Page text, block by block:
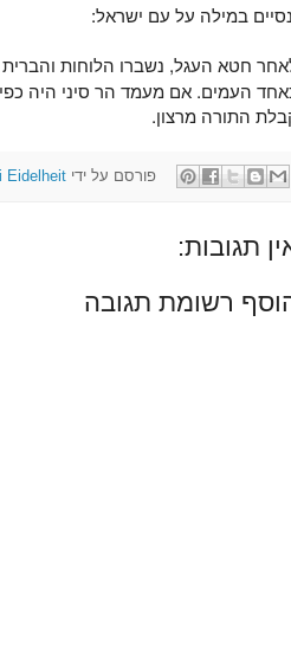
במילה על עם ישראל:
חטא העגל, נשברו הלוחות
העמים. אם מעמד הר סיני היה
התורה מרצון.
פורסם על ידי Eidelheit
תגובות:
רשומת תגובה